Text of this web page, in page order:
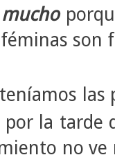
son
las
por la tarde
no